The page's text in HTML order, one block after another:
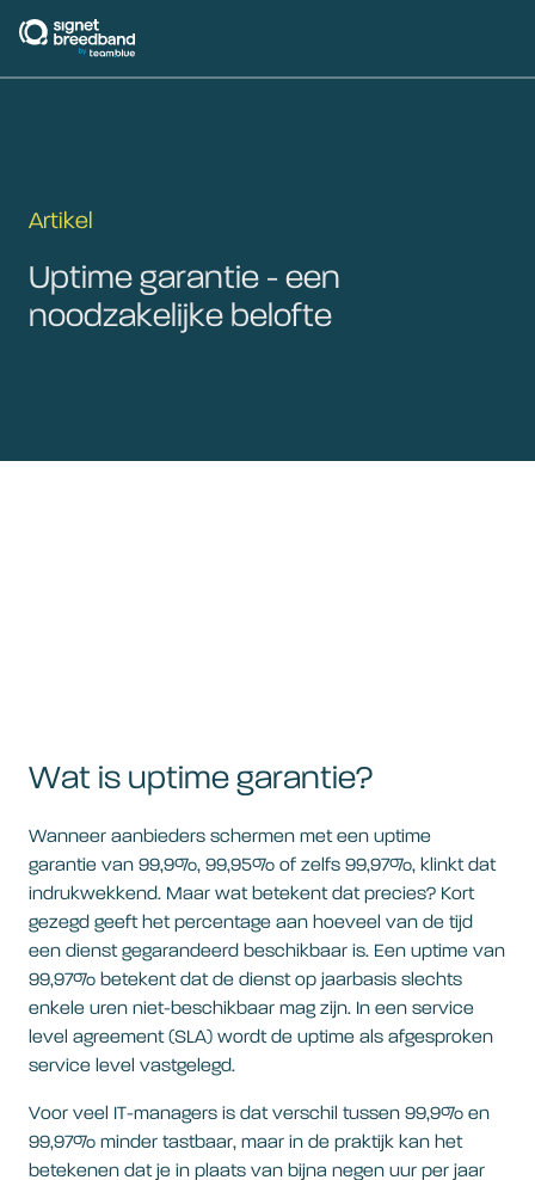
signetbreedband
Artikel
Uptime garantie - een
noodzakelijke belofte
Wat is uptime garantie?
Wanneer aanbieders schermen met een uptime
garantie van 99,9%, 99,95% of zelfs 99,97%, klinkt dat
indrukwekkend. Maar wat betekent dat precies? Kort
gezegd geeft het percentage aan hoeveel van de tijd
een dienst gegarandeerd beschikbaar is. Een uptime van
99,97% betekent dat de dienst op jaarbasis slechts
enkele uren niet-beschikbaar mag zijn. In een service
level agreement (SLA) wordt de uptime als afgesproken
service level vastgelegd.
Voor veel IT-managers is dat verschil tussen 99,9% en
99,97% minder tastbaar, maar in de praktijk kan het
betekenen dat je in plaats van bijna negen uur per jaar